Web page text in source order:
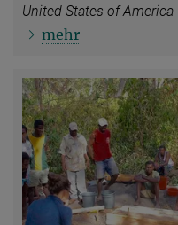
United States of America
mehr